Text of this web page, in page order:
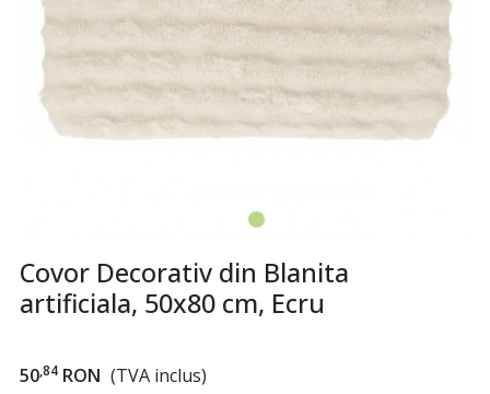
Covor Decorativ din Blanita
artificiala, 50x80 cm, Ecru
50,84 RON (TVA inclus)